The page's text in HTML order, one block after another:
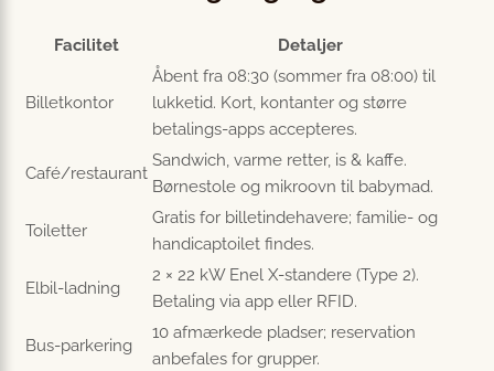
Facilitet Detaljer
Billetkontor
Åbent fra 08:30 (sommer fra 08:00) til
lukketid. Kort, kontanter og større
betalings-apps accepteres.
Café/restaurant
Sandwich, varme retter, is & kaffe.
Børnestole og mikroovn til babymad.
Toiletter
Gratis for billetindehavere; familie- og
handicaptoilet findes.
Elbil-ladning
2 × 22 kW Enel X-standere (Type 2).
Betaling via app eller RFID.
Bus-parkering
10 afmærkede pladser; reservation
anbefales for grupper.